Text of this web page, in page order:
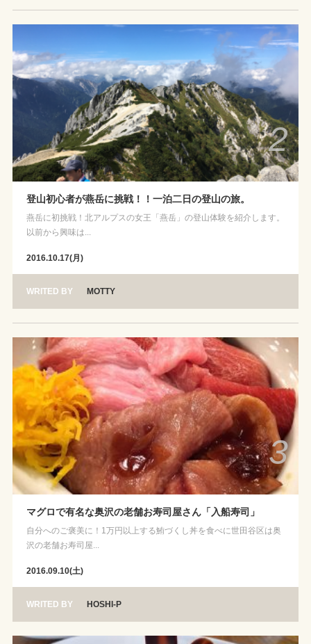
2
登山初心者が燕岳に挑戦！！一泊二日の登山の旅。
燕岳に初挑戦！北アルプスの女王「燕岳」の登山体験を紹介します。
以前から興味は...
2016.10.17(月)
WRITED BY MOTTY
3
マグロで有名な奥沢の老舗お寿司屋さん「入船寿司」
自分へのご褒美に！1万円以上する鮪づくし丼を食べに世田谷区は奥
沢の老舗お寿司屋...
2016.09.10(土)
WRITED BY HOSHI-P